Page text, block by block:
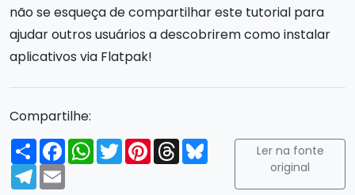
não se esqueça de compartilhar este tutorial para
ajudar outros usuários a descobrirem como instalar
aplicativos via Flatpak!
Compartilhe:
Compartilhar
FacebookWhatsApp
TwitterPinterest
ThreadsBluesky
Telegram
Email
Ler na fonte
original